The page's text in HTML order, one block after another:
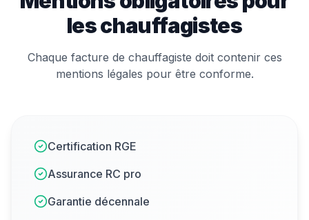
leschauffagistes
Chaque facture de chauffagiste doit contenir ces
mentions légales pour être conforme.
Certification RGE
Assurance RC pro
Garantie décennale